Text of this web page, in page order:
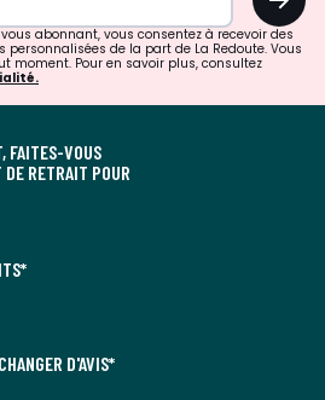
vous abonnant, vous consentez à recevoir des
de la part de La Redoute. Vous
moment. Pour en savoir plus, consultez
FAITES-VOUS
RETRAIT POUR
D'AVIS*